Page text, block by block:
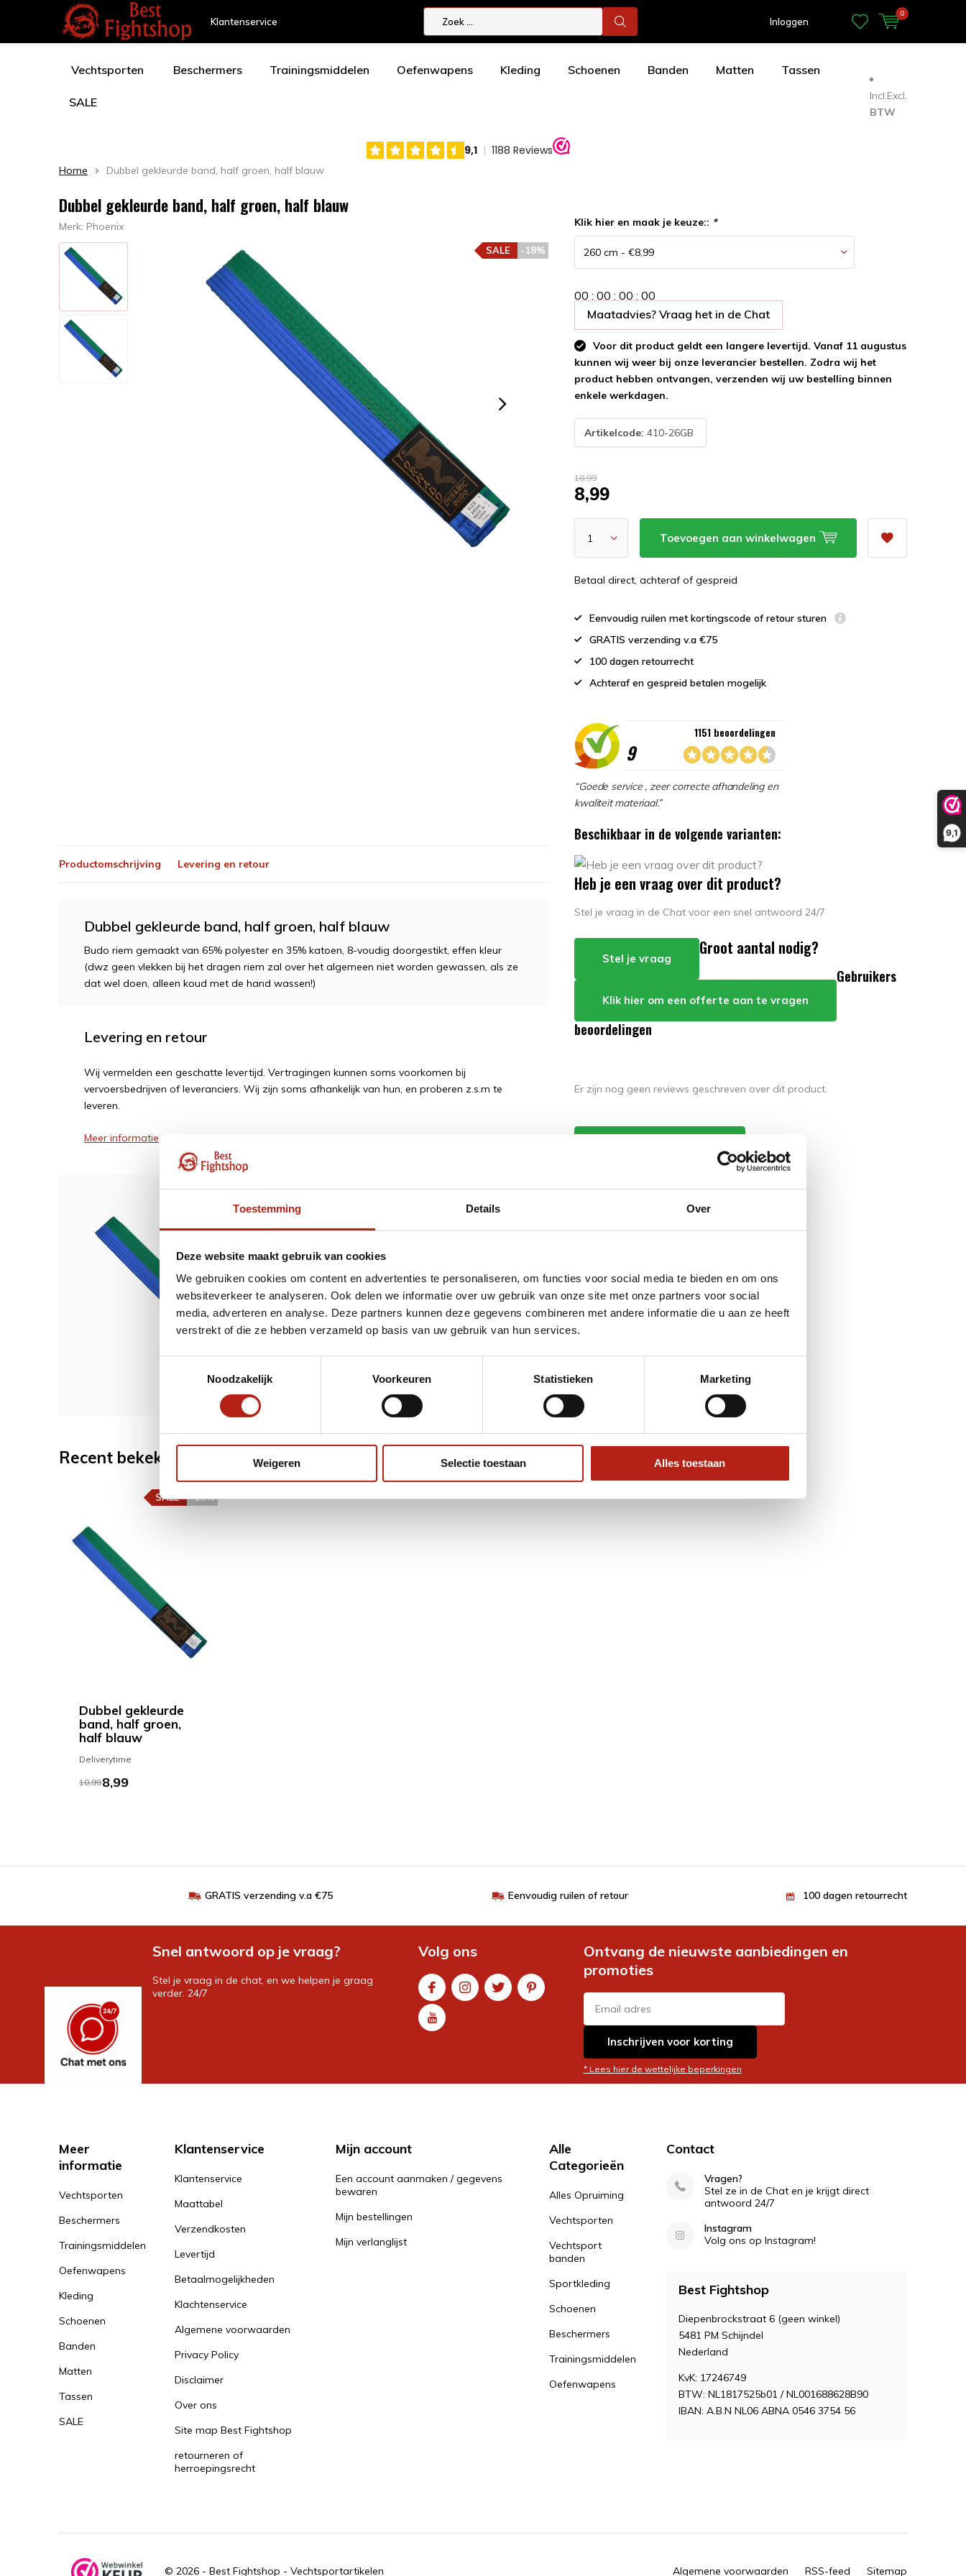
Toestemming Details Over
Deze website maakt gebruik van cookies
We gebruiken cookies om content en advertenties te personaliseren, om functies voor social media te bieden en om ons
websiteverkeer te analyseren. Ook delen we informatie over uw gebruik van onze site met onze partners voor social
media, adverteren en analyse. Deze partners kunnen deze gegevens combineren met andere informatie die u aan ze heeft
verstrekt of die ze hebben verzameld op basis van uw gebruik van hun services.
Noodzakelijk
Voorkeuren Statistieken Marketing
Weigeren Selectie toestaan Alles toestaan
9,1
Klantenservice Inloggen
0
Vechtsporten Beschermers Trainingsmiddelen Oefenwapens Kleding Schoenen Banden Matten Tassen
SALE Incl.Excl.
BTW
Home Dubbel gekleurde band, half groen, half blauw
Dubbel gekleurde band, half groen, half blauw
Merk: Phoenix
-18%
SALE
Klik hier en maak je keuze:: *
00 :00 :00 :00
Maatadvies? Vraag het in de Chat
Voor dit product geldt een langere levertijd. Vanaf 11 augustus
kunnen wij weer bij onze leverancier bestellen. Zodra wij het
product hebben ontvangen, verzenden wij uw bestelling binnen
enkele werkdagen.
Artikelcode: 410-26GB
10,99
8,99
Toevoegen aan winkelwagen
Betaal direct, achteraf of gespreid
Eenvoudig ruilen met kortingscode of retour sturen
GRATIS verzending v.a €75
100 dagen retourrecht
Achteraf en gespreid betalen mogelijk
9
1151 beoordelingen
“Goede service , zeer correcte afhandeling en
kwaliteit materiaal.”
Beschikbaar in de volgende varianten:
Productomschrijving Levering en retour
Dubbel gekleurde band, half groen, half blauw
Budo riem gemaakt van 65% polyester en 35% katoen, 8-voudig doorgestikt, effen kleur
(dwz geen vlekken bij het dragen riem zal over het algemeen niet worden gewassen, als ze
dat wel doen, alleen koud met de hand wassen!)
Levering en retour
Wij vermelden een geschatte levertijd. Vertragingen kunnen soms voorkomen bij
vervoersbedrijven of leveranciers. Wij zijn soms afhankelijk van hun, en proberen z.s.m te
leveren.
Meer informatie
Dit wordt 'm!
Dubbel gekleurde band, half
(0)
8,99
winkelwagen
Heb je een vraag over dit product?
Stel je vraag in de Chat voor een snel antwoord 24/7
Stel je vraag
Groot aantal nodig?
Klik hier om een offerte aan te vragen
Gebruikers
beoordelingen
Er zijn nog geen reviews geschreven over dit product.
Recent bekeken
Dubbel gekleurde
band, half groen,
half blauw
-18%
SALE
Deliverytime
10,998,99
GRATIS verzending v.a €75 Eenvoudig ruilen of retour 100 dagen retourrecht
Snel antwoord op je vraag?
Stel je vraag in de chat, en we helpen je graag
verder. 24/7
Volg ons
Ontvang de nieuwste aanbiedingen en
promoties
Inschrijven voor korting
* Lees hier de wettelijke beperkingen
Meer
informatie
Vechtsporten
Beschermers
Trainingsmiddelen
Oefenwapens
Kleding
Schoenen
Banden
Matten
Tassen
SALE
Klantenservice
Klantenservice
Maattabel
Verzendkosten
Levertijd
Betaalmogelijkheden
Klachtenservice
Algemene voorwaarden
Privacy Policy
Disclaimer
Over ons
Site map Best Fightshop
retourneren of
herroepingsrecht
Mijn account
Een account aanmaken / gegevens
bewaren
Mijn bestellingen
Mijn verlanglijst
Alle
Categorieën
Alles Opruiming
Vechtsporten
Vechtsport
banden
Sportkleding
Schoenen
Beschermers
Trainingsmiddelen
Oefenwapens
Contact
Vragen?
Stel ze in de Chat en je krijgt direct
antwoord 24/7
Instagram
Volg ons op Instagram!
Best Fightshop
Diepenbrockstraat 6 (geen winkel)
5481 PM Schijndel
Nederland
KvK: 17246749
BTW: NL1817525b01 / NL001688628B90
IBAN: A.B.N NL06 ABNA 0546 3754 56
© 2026 - Best Fightshop - Vechtsportartikelen Algemene voorwaarden RSS-feed Sitemap